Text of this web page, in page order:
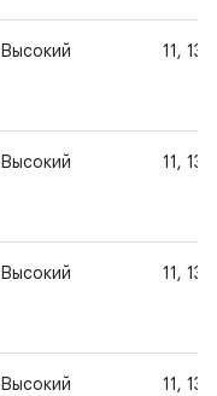
Высокий 11, 13
Высокий 11, 13
Высокий 11, 13
Высокий 11, 13